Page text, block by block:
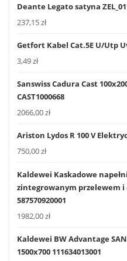
Deante Legato satyna
237,15zł
Getfort Kabel Cat.5E U/Utp
3,49zł
Sanswiss Cadura Cast
CAST1000668
2066,00zł
Ariston Lydos R 100 V
750,00zł
Kaldewei Kaskadowe
zintegrowanym przelewem i
587570920001
1982,00zł
Kaldewei BW Advantage
1500x700 111634013001